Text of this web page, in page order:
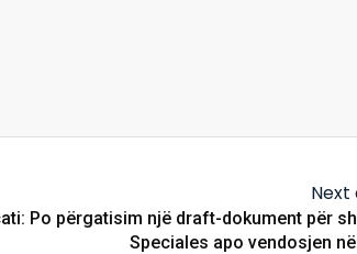
Po përgatisim një draft-dokument për
Speciales apo vendosjen